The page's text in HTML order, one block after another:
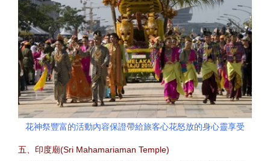
花神祭豐富的活動內容保證帶給旅客心花怒放的身心靈享受
五、印度廟(Sri Mahamariaman Temple)